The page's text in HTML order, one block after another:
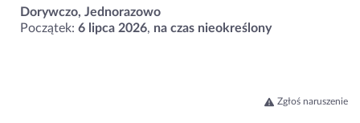
Dorywczo, Jednorazowo
Początek: 6 lipca 2026, na czas nieokreślony
Zgłoś naruszenie